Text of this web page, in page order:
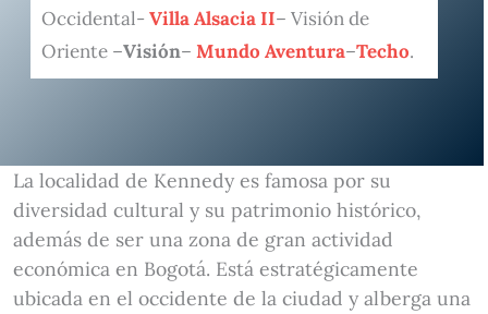
Occidental- Villa Alsacia II– Visión de
Oriente –Visión– Mundo Aventura–Techo.
La localidad de Kennedy es famosa por su
diversidad cultural y su patrimonio histórico,
además de ser una zona de gran actividad
económica en Bogotá. Está estratégicamente
ubicada en el occidente de la ciudad y alberga una